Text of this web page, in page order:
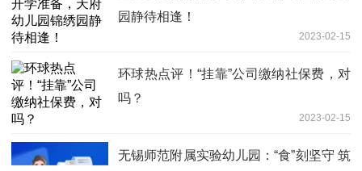
园静待相逢！
2023-02-15
环球热点评！“挂靠”公司缴纳社保费，对
吗？
2023-02-15
无锡师范附属实验幼儿园：“食”刻坚守 筑